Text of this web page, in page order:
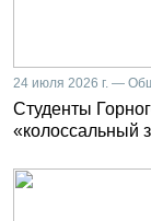
24 июля 2026 г. —
Студенты
«колоссальный